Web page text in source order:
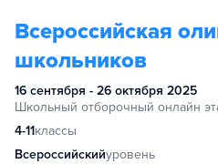
Всероссийская
школьников
16 сентября - 26 октября 2025
Школьный отборочный онлайн
4-11классы
Всероссийскийуровень